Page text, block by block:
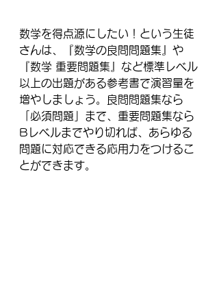
数学を得点源にしたい！という生徒
さんは、『数学の良問問題集』や
『数学 重要問題集』など標準レベル
以上の出題がある参考書で演習量を
増やしましょう。良問問題集なら
「必須問題」まで、重要問題集なら
Bレベルまでやり切れば、あらゆる
問題に対応できる応用力をつけるこ
とができます。